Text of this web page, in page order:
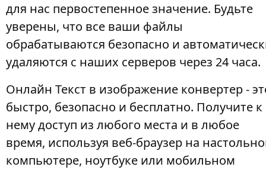
для нас первостепенное значение. Будьте
уверены, что все ваши файлы
обрабатываются безопасно и
удаляются с наших серверов через 24 часа.
Онлайн Текст в изображение конвертер -
быстро, безопасно и бесплатно. Получите к
нему доступ из любого места и в любое
время, используя веб-браузер на
компьютере, ноутбуке или мобильном